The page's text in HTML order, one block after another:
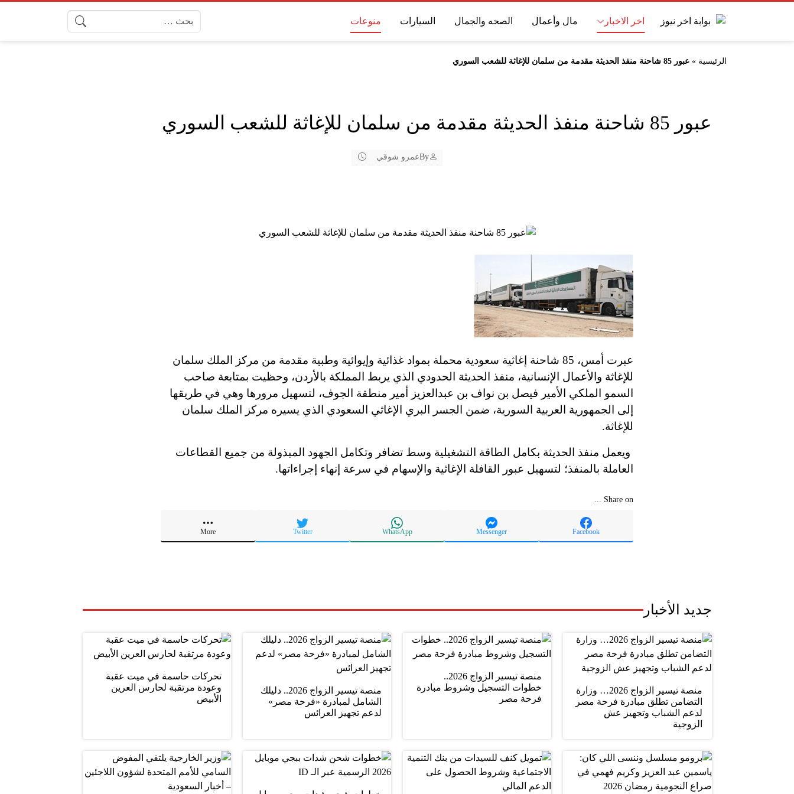
اخر الاخبار مال وأعمال الصحه والجمال السيارات منوعات
الرئيسية »عبور 85 شاحنة منفذ الحديثة مقدمة من سلمان للإغاثة للشعب السوري
عبور 85 شاحنة منفذ الحديثة مقدمة من سلمان للإغاثة للشعب السوري
Byعمرو شوقي
عبرت أمس، 85 شاحنة إغاثية سعودية محملة بمواد غذائية وإيوائية وطبية مقدمة من مركز الملك سلمان
للإغاثة والأعمال الإنسانية، منفذ الحديثة الحدودي الذي يربط المملكة بالأردن، وحظيت بمتابعة صاحب
السمو الملكي الأمير فيصل بن نواف بن عبدالعزيز أمير منطقة الجوف، لتسهيل مرورها وهي في طريقها
إلى الجمهورية العربية السورية، ضمن الجسر البري الإغاثي السعودي الذي يسيره مركز الملك سلمان
للإغاثة.
ويعمل منفذ الحديثة بكامل الطاقة التشغيلية وسط تضافر وتكامل الجهود المبذولة من جميع القطاعات
العاملة بالمنفذ؛ لتسهيل عبور القافلة الإغاثية والإسهام في سرعة إنهاء إجراءاتها.
Share on ...
Facebook
Messenger
WhatsApp
Twitter
More
جديد الأخبار
منصة تيسير الزواج 2026… وزارة
التضامن تطلق مبادرة فرحة مصر
لدعم الشباب وتجهيز عش
الزوجية
منصة تيسير الزواج 2026..
خطوات التسجيل وشروط مبادرة
فرحة مصر
منصة تيسير الزواج 2026.. دليلك
الشامل لمبادرة «فرحة مصر»
لدعم تجهيز العرائس
تحركات حاسمة في ميت عقبة
وعودة مرتقبة لحارس العرين
الأبيض